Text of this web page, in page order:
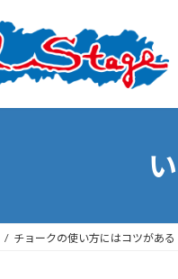
チョークの使い方にはコツがあ